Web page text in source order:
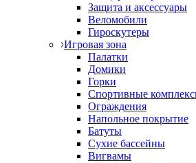
Защита и аксессуары
Веломобили
Гироскутеры
Игровая зона
Палатки
Домики
Горки
Спортивные
Ограждения
Напольное покрытие
Батуты
Сухие бассейны
Вигвамы